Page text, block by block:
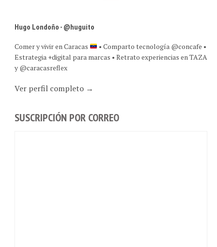
Hugo Londoño - @huguito
Comer y vivir en Caracas
• Comparto tecnología @concafe •
Estrategia +digital para marcas • Retrato experiencias en TAZA
y @caracasreflex
Ver perfil completo →
SUSCRIPCIÓN POR CORREO